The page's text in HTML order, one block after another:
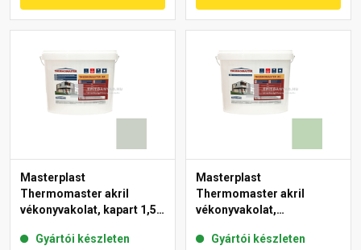
Masterplast
Thermomaster akril
vékonyvakolat, kapart 1,5
Gyártói készleten
Masterplast
Thermomaster akril
vékonyvakolat,
41-D 25 kg
Gyártói készleten